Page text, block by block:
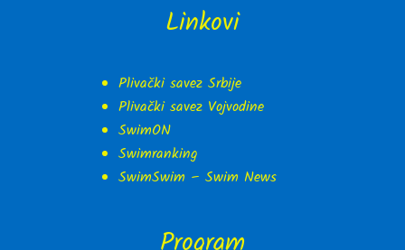
Linkovi
Plivački savez Srbije
Plivački savez Vojvodine
SwimON
Swimranking
SwimSwim – Swim News